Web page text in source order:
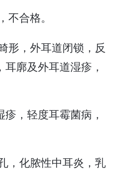
不合格。
形，外耳道闭锁，反
廓及外耳道湿疹，
，轻度耳霉菌病，
，化脓性中耳炎，乳